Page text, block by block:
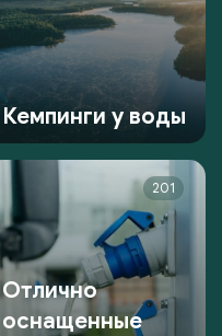
Кемпинги у воды
201
Отлично
оснащенные